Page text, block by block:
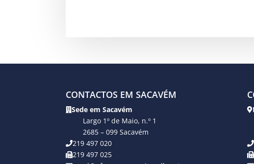
CONTACTOS EM SACAVÉM
Sede em Sacavém
Largo 1º de Maio, n.º 1
2685 – 099 Sacavém
219 497 020
219 497 025